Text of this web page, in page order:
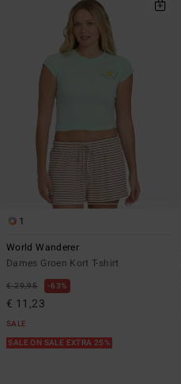
1
World Wanderer
Dames Groen Kort T-shirt
€ 29,95 63%
€ 11,23
SALE
SALE ON SALE EXTRA 25%